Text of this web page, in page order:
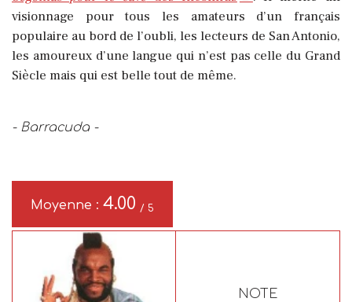
visionnage pour tous les amateurs d’un français
populaire au bord de l’oubli, les lecteurs de San Antonio,
les amoureux d’une langue qui n’est pas celle du Grand
Siècle mais qui est belle tout de même.
- Barracuda -
Moyenne : 4.00 / 5
NOTE